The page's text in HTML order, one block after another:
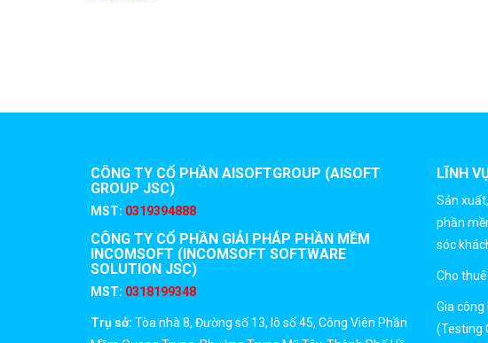
CÔNG TY CỔ PHẦN AISOFTGROUP (AISOFT
GROUP JSC)
MST: 0319394888
CÔNG TY CỔ PHẦN GIẢI PHÁP PHẦN MỀM
INCOMSOFT (INCOMSOFT SOFTWARE
SOLUTION JSC)
MST: 0318199348
Trụ sở: Tòa nhà 8, Đường số 13, lô số 45, Công Viên Phần
LĨNH
Sản
phần
sóc
Cho
Gia
(Testing